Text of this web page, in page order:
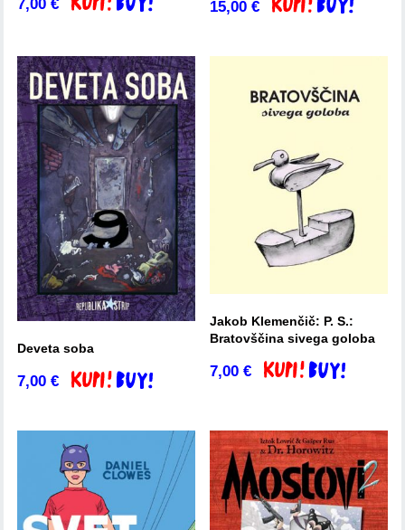
7,00€ Dodaj v košarico 15,00€ Dodaj v košarico
Deveta soba
7,00€ Dodaj v košarico
Jakob Klemenčič: P. S.:
Bratovščina sivega goloba
7,00€ Dodaj v košarico